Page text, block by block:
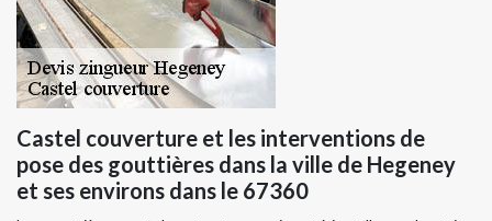
Castel couverture et les interventions de
pose des gouttières dans la ville de Hegeney
et ses environs dans le 67360